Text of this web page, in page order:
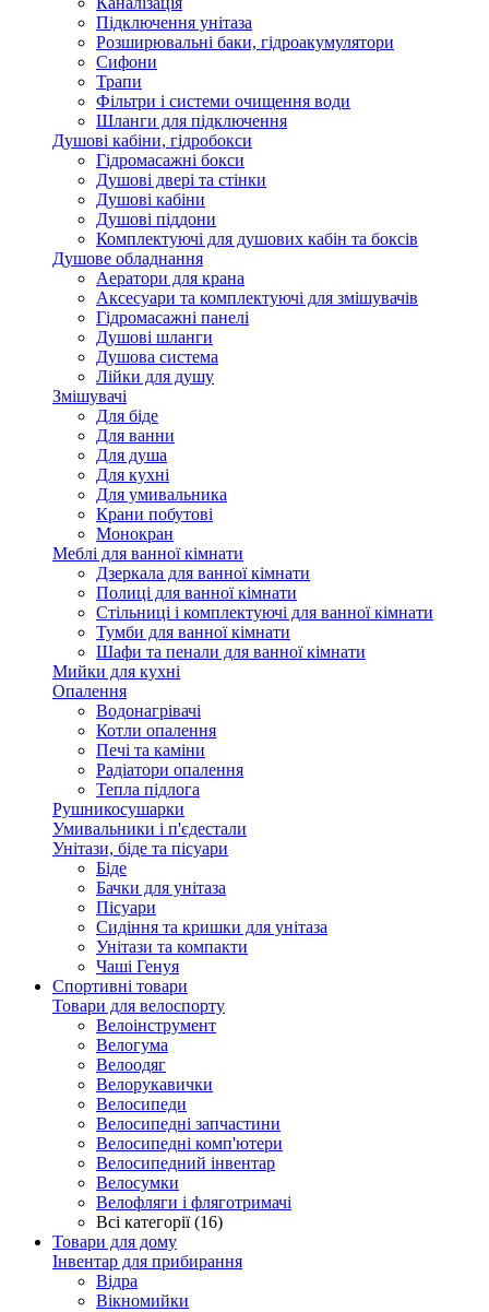
Підключення унітаза
Розширювальні баки, гідроакумулятори
Сифони
Трапи
Фільтри і системи очищення води
Шланги для підключення
Душові кабіни, гідробокси
Гідромасажні бокси
Душові двері та стінки
Душові кабіни
Душові піддони
Комплектуючі для душових кабін та боксів
Душове обладнання
Аератори для крана
Аксесуари та комплектуючі для змішувачів
Гідромасажні панелі
Душові шланги
Душова система
Лійки для душу
Змішувачі
Для біде
Для ванни
Для душа
Для кухні
Для умивальника
Крани побутові
Монокран
Меблі для ванної кімнати
Дзеркала для ванної кімнати
Полиці для ванної кімнати
Стільниці і комплектуючі для ванної кімнати
Тумби для ванної кімнати
Шафи та пенали для ванної кімнати
Мийки для кухні
Опалення
Водонагрівачі
Котли опалення
Печі та каміни
Радіатори опалення
Тепла підлога
Рушникосушарки
Умивальники і п'єдестали
Унітази, біде та пісуари
Біде
Бачки для унітаза
Пісуари
Сидіння та кришки для унітаза
Унітази та компакти
Чаші Генуя
Спортивні товари
Товари для велоспорту
Велоінструмент
Велогума
Велоодяг
Велорукавички
Велосипеди
Велосипедні запчастини
Велосипедні комп'ютери
Велосипедний інвентар
Велосумки
Велофляги і фляготримачі
Всі категорії (16)
Товари для дому
Інвентар для прибирання
Відра
Вікномийки